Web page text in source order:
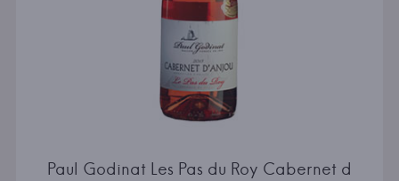
Paul Godinat Les Pas du Roy Cabernet d